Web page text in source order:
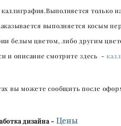
только
выполняется косым
белым цветом, либо другим
и описание смотрите здесь -
вы можете сообщить после
дизайна - Цены